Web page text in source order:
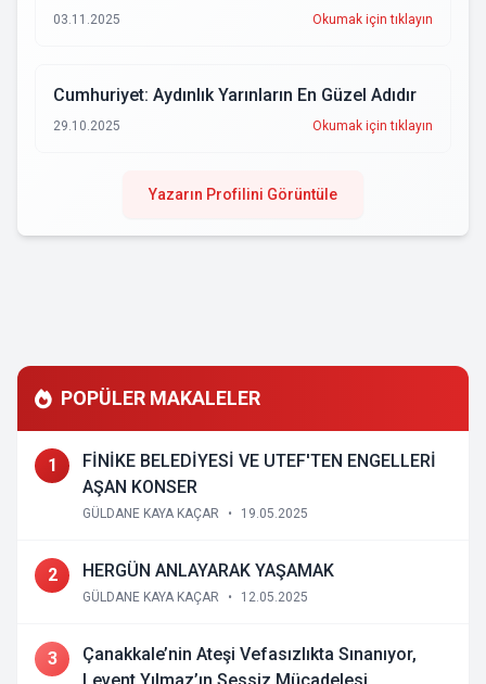
03.11.2025 Okumak için tıklayın
Cumhuriyet: Aydınlık Yarınların En Güzel Adıdır
29.10.2025 Okumak için tıklayın
Yazarın Profilini Görüntüle
POPÜLER MAKALELER
1
FİNİKE BELEDİYESİ VE UTEF'TEN ENGELLERİ
AŞAN KONSER
GÜLDANE KAYA KAÇAR • 19.05.2025
2 HERGÜN ANLAYARAK YAŞAMAK
GÜLDANE KAYA KAÇAR • 12.05.2025
3
Çanakkale’nin Ateşi Vefasızlıkta Sınanıyor,